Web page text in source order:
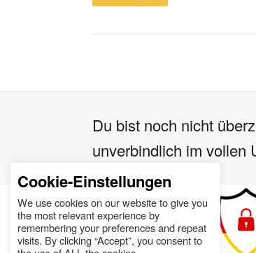
Du bist noch nicht
unverbindlich im vollen
Cookie-Einstellungen
We use cookies on our website to give you
the most relevant experience by
remembering your preferences and repeat
visits. By clicking “Accept”, you consent to